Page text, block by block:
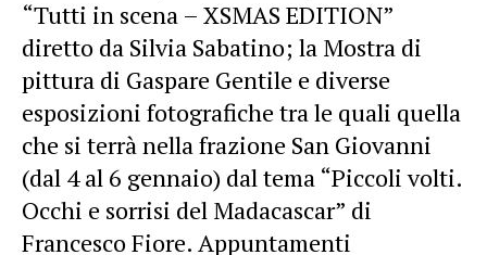
“Tutti in scena – XSMAS EDITION”
diretto da Silvia Sabatino; la Mostra di
pittura di Gaspare Gentile e diverse
esposizioni fotografiche tra le quali quella
che si terrà nella frazione San Giovanni
(dal 4 al 6 gennaio) dal tema “Piccoli volti.
Occhi e sorrisi del Madacascar” di
Francesco Fiore. Appuntamenti